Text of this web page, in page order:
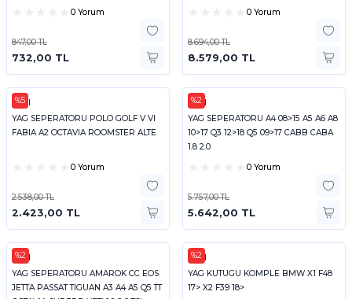
0 Yorum
847,00 TL
732,00 TL
0 Yorum
8.694,00 TL
8.579,00 TL
%5
FEBI
YAG SEPERATORU POLO GOLF V VI
FABIA A2 OCTAVIA ROOMSTER ALTE
0 Yorum
2.538,00 TL
2.423,00 TL
%2
FEBI
YAG SEPERATORU A4 08>15 A5 A6 A8
10>17 Q3 12>18 Q5 09>17 CABB CABA
1.8 2.0
0 Yorum
5.757,00 TL
5.642,00 TL
%2
FEBI
YAG SEPERATORU AMAROK CC EOS
JETTA PASSAT TIGUAN A3 A4 A5 Q5 TT
%2
FEBI
YAG KUTUGU KOMPLE BMW X1 F48
17> X2 F39 18>